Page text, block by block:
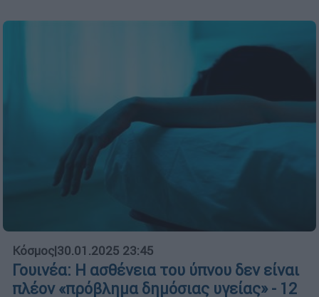
Κόσμος|30.01.2025 23:45
Γουινέα: Η ασθένεια του ύπνου δεν είναι
πλέον «πρόβλημα δημόσιας υγείας» - 12